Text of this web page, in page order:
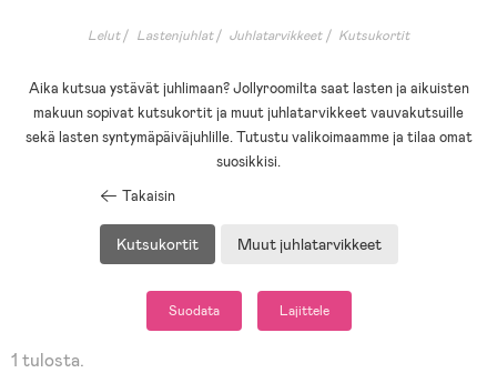
Lelut Lastenjuhlat Juhlatarvikkeet Kutsukortit
Aika kutsua ystävät juhlimaan? Jollyroomilta saat lasten ja aikuisten
makuun sopivat kutsukortit ja muut juhlatarvikkeet vauvakutsuille
sekä lasten syntymäpäiväjuhlille. Tutustu valikoimaamme ja tilaa omat
suosikkisi.
Takaisin
Kutsukortit Muut juhlatarvikkeet
Suodata Lajittele
1 tulosta.